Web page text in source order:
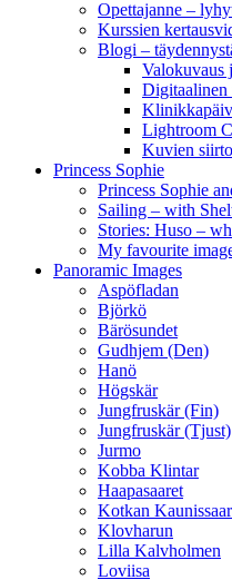
Opettajanne –
Kurssien
Blogi –
Valokuvaus
Digitaalinen
Lightroom
Kuvien
Princess Sophie
Princess Sophie
Sailing – with
Stories: Huso –
My favourite
Panoramic Images
Aspöfladan
Björkö
Bärösundet
Gudhjem (Den)
Hanö
Högskär
Jungfruskär (Fin)
Jungfruskär (Tjust)
Jurmo
Kobba Klintar
Haapasaaret
Kotkan
Klovharun
Lilla Kalvholmen
Loviisa